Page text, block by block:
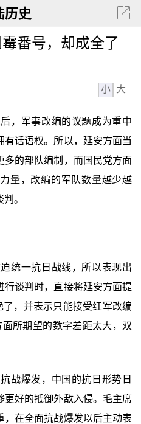
历史
番号，却成全了
小 大
，军事改编的议题成为重中
话语权。所以，延安方面当
多的部队编制，而国民党方面
量，改编的军队数量越少越
。
统一抗日战线，所以表现出
行谈判时，直接将延安方面提
了，并表示只能接受红军改编
所期望的数字差距太大，双
战爆发，中国的抗日形势日
更好的抵御外敌入侵。毛主席
在全面抗战爆发以后主动表